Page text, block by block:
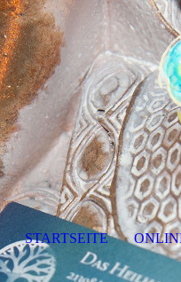
STARTSEITE